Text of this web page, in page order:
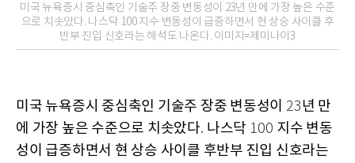
미국 뉴욕증시 중심축인 기술주 장중 변동성이 23년 만에 가장 높은 수준
으로 치솟았다. 나스닥 100 지수 변동성이 급증하면서 현 상승 사이클 후
반부 진입 신호라는 해석도 나온다. 이미지=제미나이3
미국 뉴욕증시 중심축인 기술주 장중 변동성이 23년 만
에 가장 높은 수준으로 치솟았다. 나스닥 100 지수 변동
성이 급증하면서 현 상승 사이클 후반부 진입 신호라는